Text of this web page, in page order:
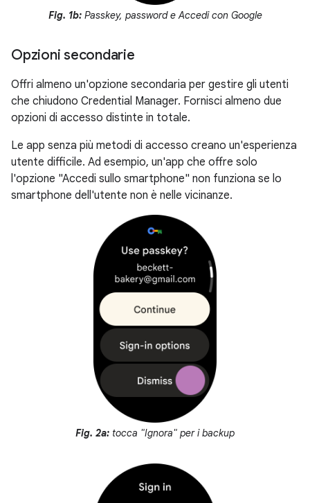
Fig. 1b: Passkey, password e Accedi con Google
Opzioni secondarie
Offri almeno un'opzione secondaria per gestire gli utenti
che chiudono Credential Manager. Fornisci almeno due
opzioni di accesso distinte in totale.
Le app senza più metodi di accesso creano un'esperienza
utente difficile. Ad esempio, un'app che offre solo
l'opzione "Accedi sullo smartphone" non funziona se lo
smartphone dell'utente non è nelle vicinanze.
Fig. 2a: tocca "Ignora" per i backup